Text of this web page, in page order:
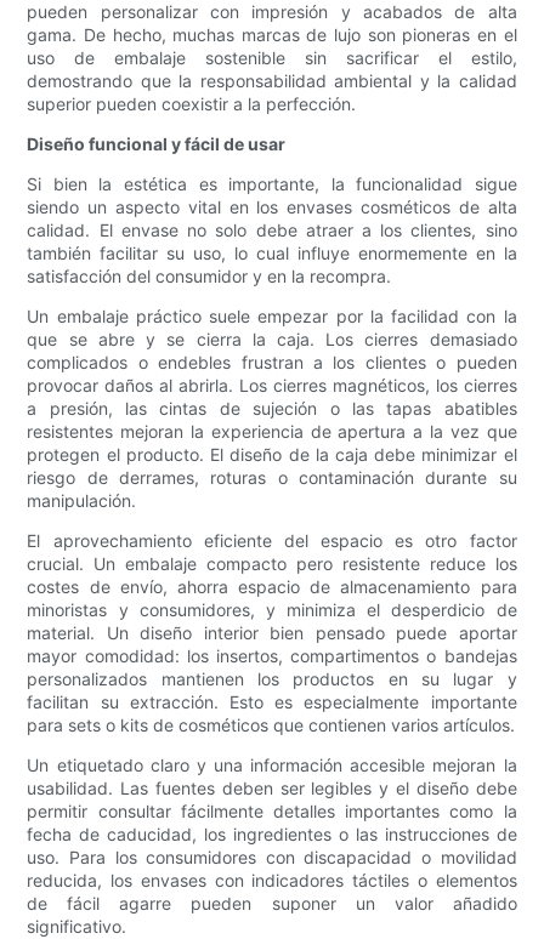
pueden personalizar con impresión y acabados de alta
gama. De hecho, muchas marcas de lujo son pioneras en el
uso de embalaje sostenible sin sacrificar el estilo,
demostrando que la responsabilidad ambiental y la calidad
superior pueden coexistir a la perfección.
Diseño funcional y fácil de usar
Si bien la estética es importante, la funcionalidad sigue
siendo un aspecto vital en los envases cosméticos de alta
calidad. El envase no solo debe atraer a los clientes, sino
también facilitar su uso, lo cual influye enormemente en la
satisfacción del consumidor y en la recompra.
Un embalaje práctico suele empezar por la facilidad con la
que se abre y se cierra la caja. Los cierres demasiado
complicados o endebles frustran a los clientes o pueden
provocar daños al abrirla. Los cierres magnéticos, los cierres
a presión, las cintas de sujeción o las tapas abatibles
resistentes mejoran la experiencia de apertura a la vez que
protegen el producto. El diseño de la caja debe minimizar el
riesgo de derrames, roturas o contaminación durante su
manipulación.
El aprovechamiento eficiente del espacio es otro factor
crucial. Un embalaje compacto pero resistente reduce los
costes de envío, ahorra espacio de almacenamiento para
minoristas y consumidores, y minimiza el desperdicio de
material. Un diseño interior bien pensado puede aportar
mayor comodidad: los insertos, compartimentos o bandejas
personalizados mantienen los productos en su lugar y
facilitan su extracción. Esto es especialmente importante
para sets o kits de cosméticos que contienen varios artículos.
Un etiquetado claro y una información accesible mejoran la
usabilidad. Las fuentes deben ser legibles y el diseño debe
permitir consultar fácilmente detalles importantes como la
fecha de caducidad, los ingredientes o las instrucciones de
uso. Para los consumidores con discapacidad o movilidad
reducida, los envases con indicadores táctiles o elementos
de fácil agarre pueden suponer un valor añadido
significativo.